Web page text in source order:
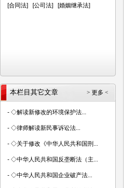
[合同法] [公司法] [婚姻继承法]
> 更多 <
本栏目其它文章
- ◇解读新修改的环境保护法...
- ◇律师解读新民事诉讼法...
- ◇关于修改《中华人民共和国刑...
- ◇中华人民共和国反垄断法（主...
- ◇中华人民共和国企业破产法...